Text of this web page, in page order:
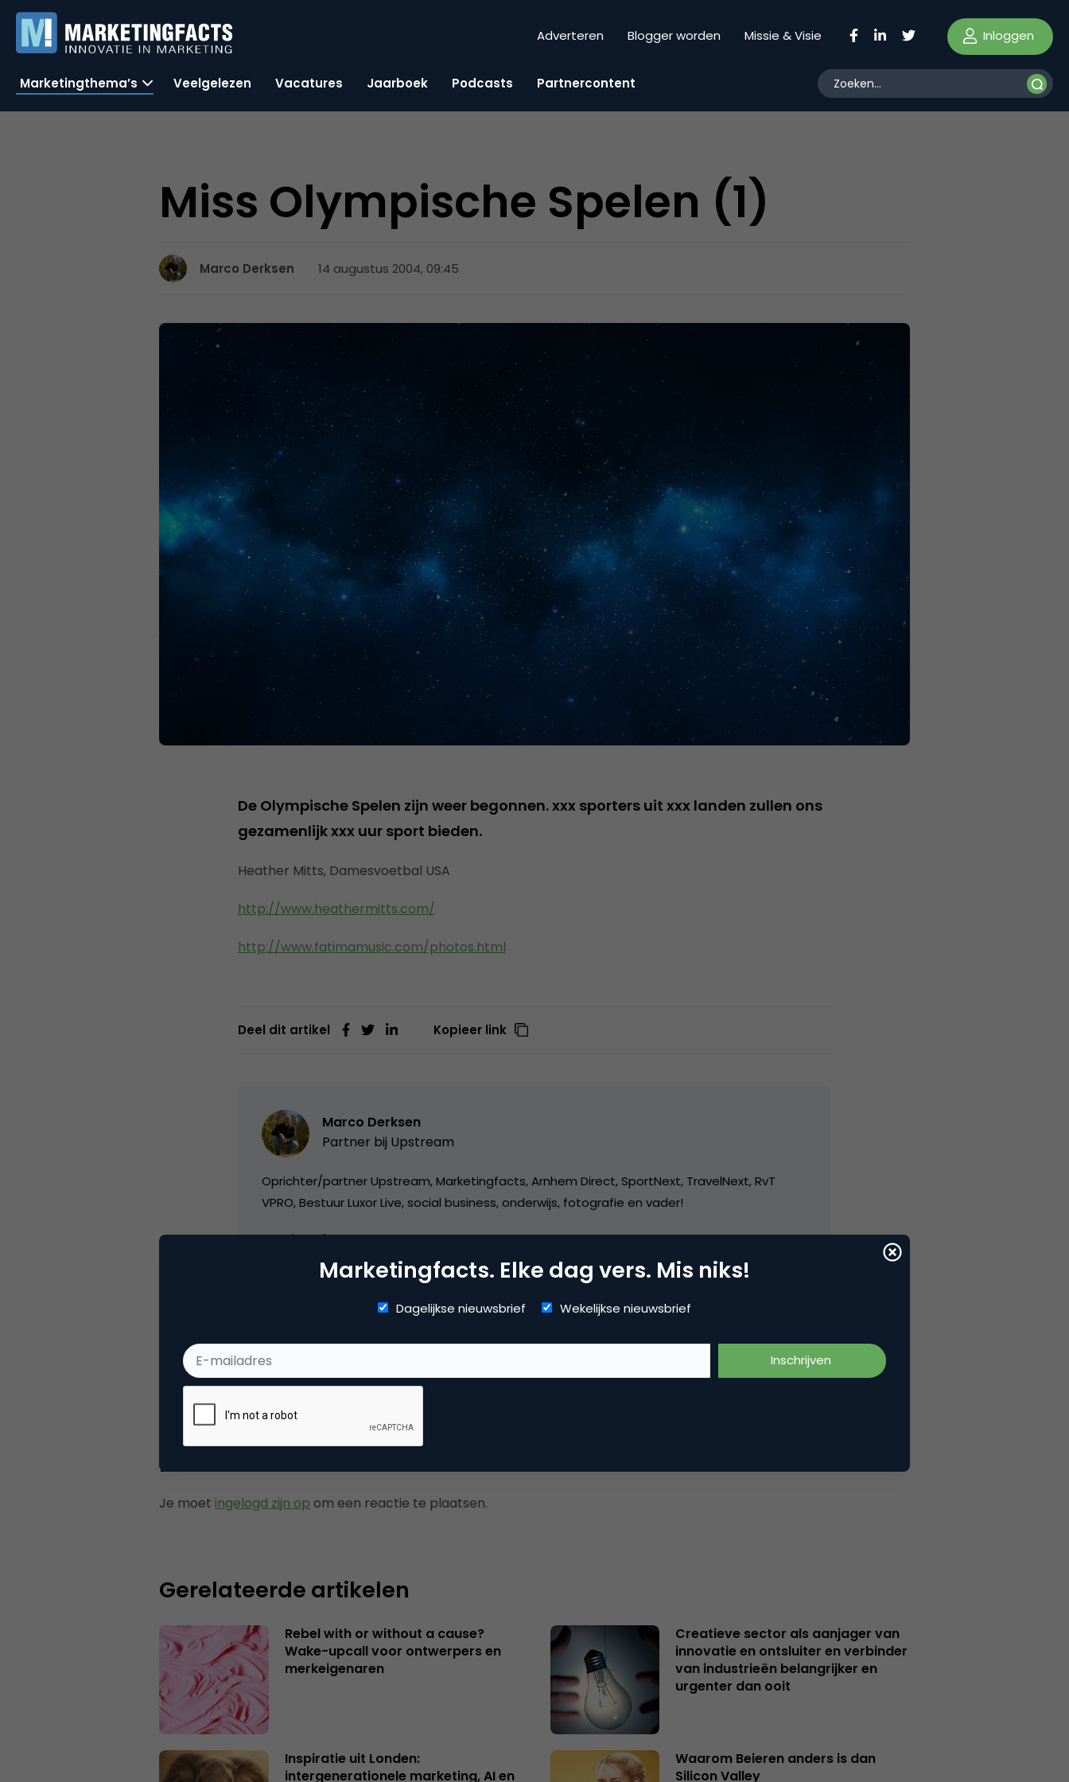
Adverteren Blogger worden Missie & Visie Inloggen
Marketingthema’s Veelgelezen Vacatures Jaarboek Podcasts Partnercontent
Miss Olympische Spelen (1)
Marco Derksen 14 augustus 2004, 09:45
De Olympische Spelen zijn weer begonnen. xxx sporters uit xxx landen zullen ons
gezamenlijk xxx uur sport bieden.
Heather Mitts, Damesvoetbal USA
http://www.heathermitts.com/
http://www.fatimamusic.com/photos.html
Deel dit artikel Kopieer link
Marco Derksen
Partner bij Upstream
Oprichter/partner Upstream, Marketingfacts, Arnhem Direct, SportNext, TravelNext, RvT
VPRO, Bestuur Luxor Live, social business, onderwijs, fotografie en vader!
Tags nieuws
Plaats reactie
Je moet ingelogd zijn op om een reactie te plaatsen.
Gerelateerde artikelen
Rebel with or without a cause?
Wake-upcall voor ontwerpers en
merkeigenaren
Creatieve sector als aanjager van
innovatie en ontsluiter en verbinder
van industrieën belangrijker en
urgenter dan ooit
Inspiratie uit Londen:
intergenerationele marketing, AI en
Waarom Beieren anders is dan
Silicon Valley
Marketingfacts. Elke dag vers. Mis niks!
Dagelijkse nieuwsbrief Wekelijkse nieuwsbrief